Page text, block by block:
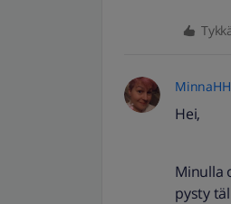
MinnaHH
Hei,
Minulla
pysty